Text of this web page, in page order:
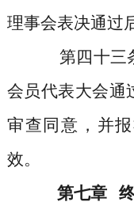
理事会表决通过
第四十三
会员代表大会通
审查同意，并
效。
第七章